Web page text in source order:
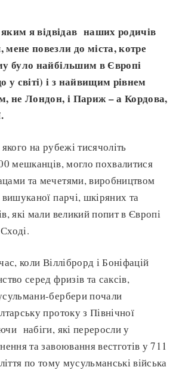
яким я відвідав наших родичів
повезли до міста, котре
було найбільшим в Європі
у світі) і з найвищим рівнем
не Лондон, і Париж – а Кордова,
на рубежі тисячоліть
мешканців, могло похвалитися
та мечетями, виробництвом
парчі, шкіряних та
які мали великий попит в Європі
коли Вілліброрд і Боніфацій
серед фризів та саксів,
бербери почали
протоку з Північної
набіги, які переросли у
та завоювання вестготів у 711
по тому мусульманські війська